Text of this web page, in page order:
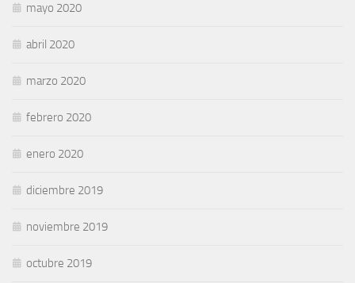
mayo 2020
abril 2020
marzo 2020
febrero 2020
enero 2020
diciembre 2019
noviembre 2019
octubre 2019